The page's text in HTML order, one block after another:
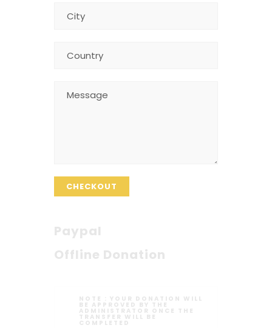
CHECKOUT
Paypal
Offline Donation
NOTE : YOUR DONATION WILL
BE APPROVED BY THE
ADMINISTRATOR ONCE THE
TRANSFER WILL BE
COMPLETED